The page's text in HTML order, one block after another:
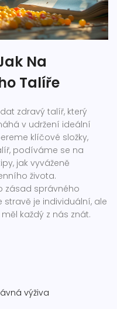
Na
Talíře
zdravý talíř, který
v udržení ideální
klíčové složky,
podíváme se na
jak vyváženě
života.
zásad správného
je individuální, ale
každý z nás znát.
výživa